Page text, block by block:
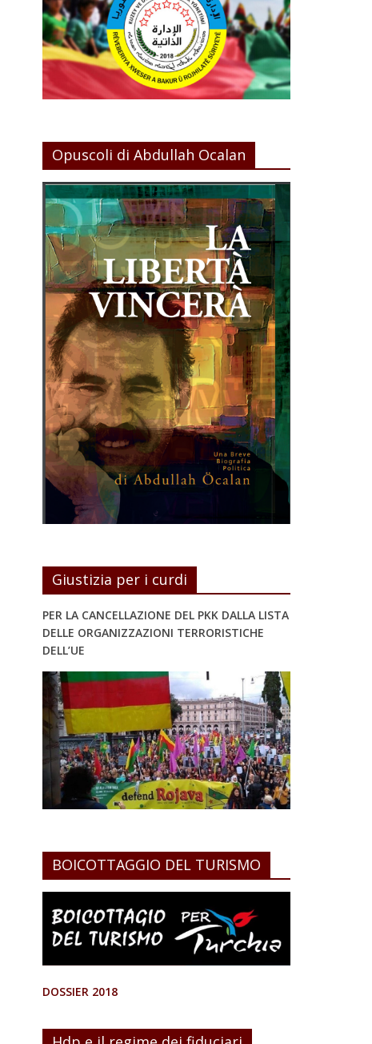
Opuscoli di Abdullah Ocalan
Giustizia per i curdi
PER LA CANCELLAZIONE DEL PKK DALLA LISTA
DELLE ORGANIZZAZIONI TERRORISTICHE
DELL’UE
BOICOTTAGGIO DEL TURISMO
DOSSIER 2018